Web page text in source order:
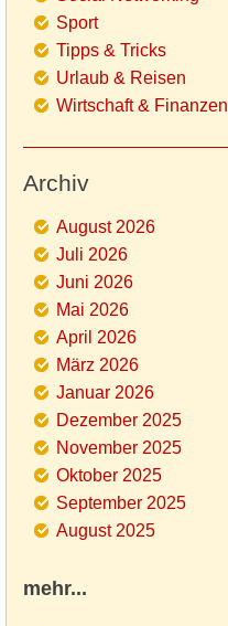
Sport
Tipps & Tricks
Urlaub & Reisen
Wirtschaft & Finanzen
Archiv
August 2026
Juli 2026
Juni 2026
Mai 2026
April 2026
März 2026
Januar 2026
Dezember 2025
November 2025
Oktober 2025
September 2025
August 2025
mehr...